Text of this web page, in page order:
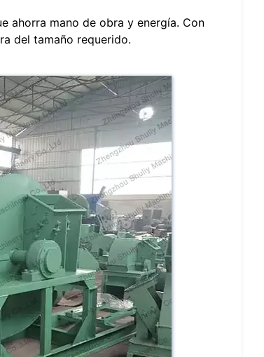
ahorra mano de obra y energía. Con
del tamaño requerido.